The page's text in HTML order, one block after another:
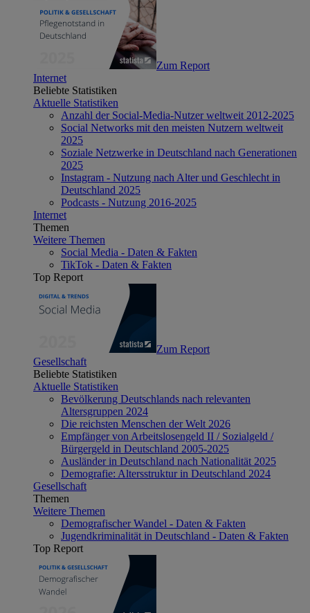
Zum Report
Internet
Beliebte Statistiken
Aktuelle Statistiken
Anzahl der Social-Media-Nutzer weltweit 2012-2025
Social Networks mit den meisten Nutzern weltweit
2025
Soziale Netzwerke in Deutschland nach Generationen
2025
Instagram - Nutzung nach Alter und Geschlecht in
Deutschland 2025
Podcasts - Nutzung 2016-2025
Internet
Themen
Weitere Themen
Social Media - Daten & Fakten
TikTok - Daten & Fakten
Top Report
Zum Report
Gesellschaft
Beliebte Statistiken
Aktuelle Statistiken
Bevölkerung Deutschlands nach relevanten
Altersgruppen 2024
Die reichsten Menschen der Welt 2026
Empfänger von Arbeitslosengeld II / Sozialgeld /
Bürgergeld in Deutschland 2005-2025
Ausländer in Deutschland nach Nationalität 2025
Demografie: Altersstruktur in Deutschland 2024
Gesellschaft
Themen
Weitere Themen
Demografischer Wandel - Daten & Fakten
Jugendkriminalität in Deutschland - Daten & Fakten
Top Report